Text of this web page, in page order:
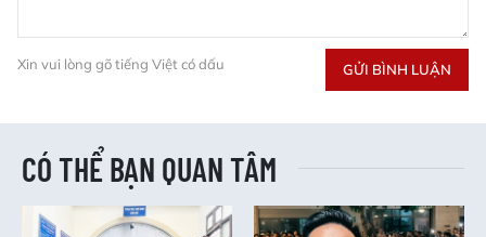
Xin vui lòng gõ tiếng Việt có dấu GỬI BÌNH LUẬN
CÓ THỂ BẠN QUAN TÂM